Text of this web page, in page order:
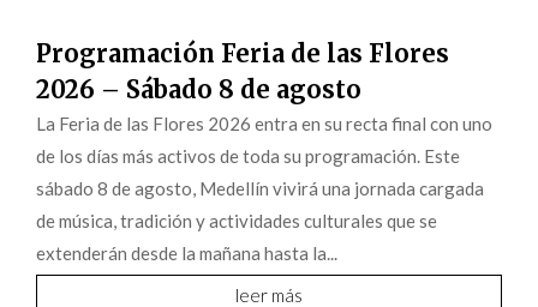
Programación Feria de las Flores
2026 – Sábado 8 de agosto
La Feria de las Flores 2026 entra en su recta final con uno
de los días más activos de toda su programación. Este
sábado 8 de agosto, Medellín vivirá una jornada cargada
de música, tradición y actividades culturales que se
extenderán desde la mañana hasta la...
leer más